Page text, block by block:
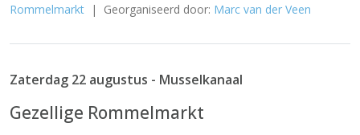
Rommelmarkt | Georganiseerd door: Marc van der Veen
Zaterdag 22 augustus - Musselkanaal
Gezellige Rommelmarkt